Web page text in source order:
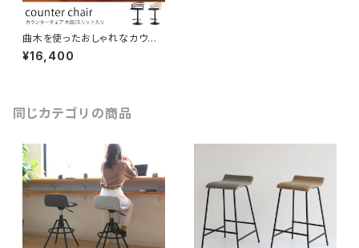
曲木を使ったおしゃれなカウン
ターチェア 背もたれにスリット
の入った圧迫感のないデザイン
スタイリッシュ エレガント キッチ
ンカウンター 飲食店
¥16,400
同じカテゴリの商品